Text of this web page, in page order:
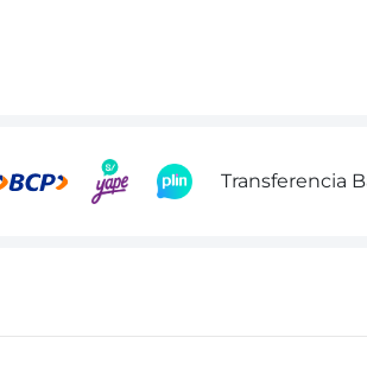
Transferencia